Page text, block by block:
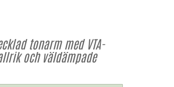
tonarm med VTA-
och väldämpade